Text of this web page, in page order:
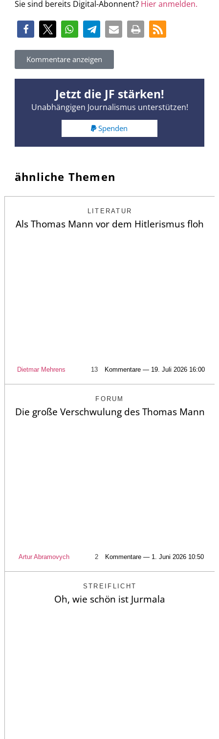
Sie sind bereits Digital-Abonnent? Hier anmelden.
Kommentare anzeigen
Jetzt die JF stärken!
Unabhängigen Journalismus unterstützen!
Spenden
ähnliche Themen
LITERATUR
Als Thomas Mann vor dem Hitlerismus floh
Dietmar Mehrens 13 Kommentare — 19. Juli 2026 16:00
FORUM
Die große Verschwulung des Thomas Mann
Artur Abramovych 2 Kommentare — 1. Juni 2026 10:50
STREIFLICHT
Oh, wie schön ist Jurmala